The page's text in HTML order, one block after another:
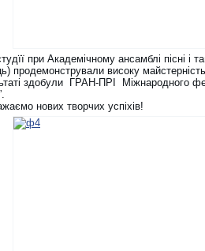
при Академічному ансамблі пісні і
продемонстрували високу
здобули ГРАН-ПРІ Міжнародного
нових творчих успіхів!